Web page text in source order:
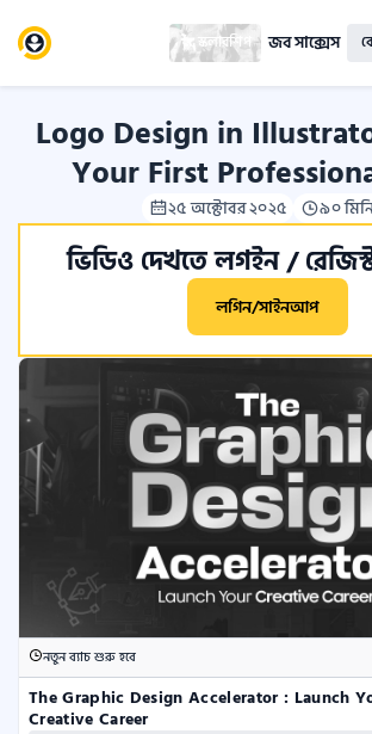
স্কলারশিপ জব সাক্সেস
Logo Design in
Your First
২৫ অক্টোবর ২০২৫ ৯০
ভিডিও দেখতে লগইন /
লগিন/সাইনআপ
নতুন ব্যাচ শুরু হবে
The Graphic Design Accelerator : Launch
Creative Career